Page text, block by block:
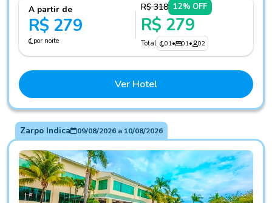
A partir de
R$ 279
por noite
R$ 318 12% OFF
R$ 279
Total 01• 01• 02
Ver Hotel
Zarpo Indica 09/08/2026a 10/08/2026